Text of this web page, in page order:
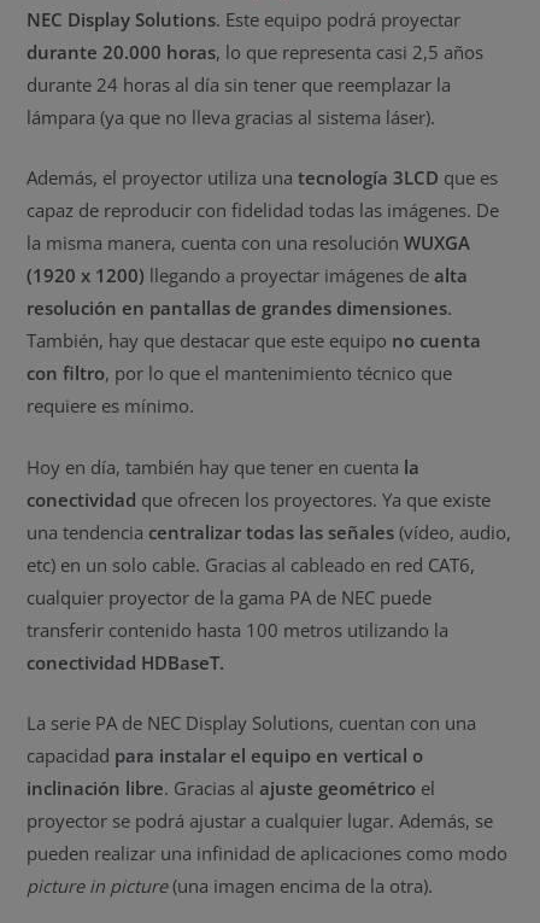
NEC Display Solutions. Este equipo podrá proyectar
durante 20.000 horas, lo que representa casi 2,5 años
durante 24 horas al día sin tener que reemplazar la
lámpara (ya que no lleva gracias al sistema láser).
Además, el proyector utiliza unatecnología 3LCD que es
capaz de reproducir con fidelidad todas las imágenes. De
la misma manera, cuenta con una resoluciónWUXGA
(1920 x 1200) llegando a proyectar imágenes dealta
resolución en pantallas de grandes dimensiones.
También, hay que destacar que este equipo no cuenta
con filtro, por lo que el mantenimiento técnico que
requiere es mínimo.
Hoy en día, también hay que tener en cuenta la
conectividad que ofrecen los proyectores. Ya que existe
una tendencia centralizar todas las señales (vídeo, audio,
etc) en un solo cable. Gracias al cableado en red CAT6,
cualquier proyector de la gama PA de NEC puede
transferir contenido hasta 100 metros utilizando la
conectividad HDBaseT.
La serie PA de NEC Display Solutions, cuentan con una
capacidad para instalar el equipo en vertical o
inclinación libre. Gracias alajuste geométrico el
proyector se podrá ajustar a cualquier lugar. Además, se
pueden realizar una infinidad de aplicaciones como modo
picture in picture(una imagen encima de la otra).